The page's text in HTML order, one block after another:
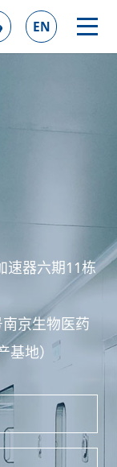
EN
速器六期11栋
京生物医药
地）